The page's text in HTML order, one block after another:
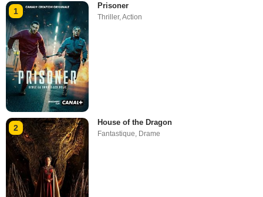
1
Prisoner
Thriller,Action
2
House of the Dragon
Fantastique Drame